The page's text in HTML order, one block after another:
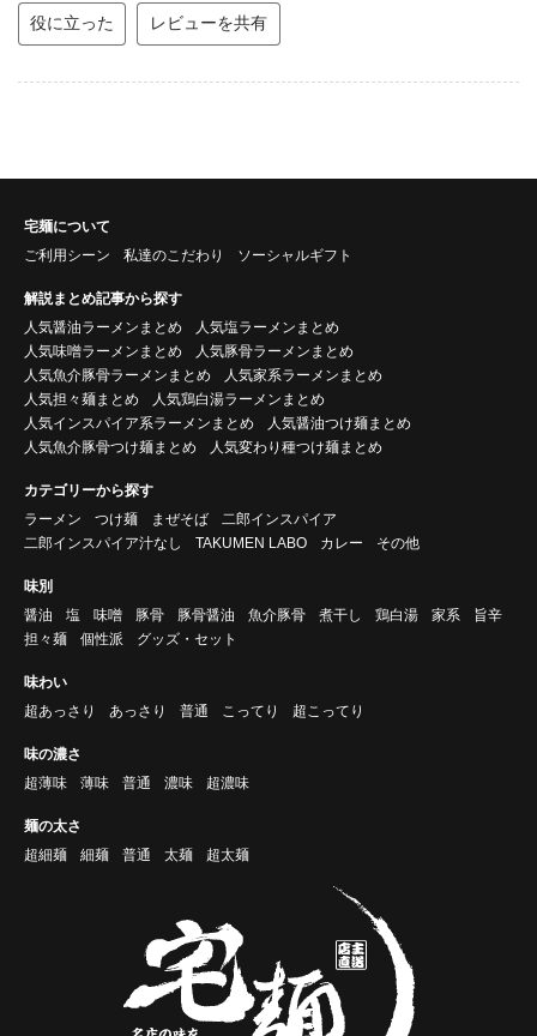
役に立った レビューを共有
宅麺について
ご利用シーン
私達のこだわり ソーシャルギフト
解説まとめ記事から探す
人気醤油ラーメンまとめ
人気塩ラーメンまとめ
人気味噌ラーメンまとめ
人気豚骨ラーメンまとめ
人気魚介豚骨ラーメンまとめ
人気家系ラーメンまとめ
人気担々麺まとめ
人気鶏白湯ラーメンまとめ
人気インスパイア系ラーメンまとめ
人気醤油つけ麺まとめ
人気魚介豚骨つけ麺まとめ
人気変わり種つけ麺まとめ
カテゴリーから探す
ラーメン
つけ麺 まぜそば
二郎インスパイア
二郎インスパイア汁なし
TAKUMEN LABO カレー その他
味別
醤油
塩 味噌 豚骨 豚骨醤油 魚介豚骨 煮干し 鶏白湯 家系
旨辛
担々麺
個性派 グッズ・セット
味わい
超あっさり
あっさり 普通 こってり 超こってり
味の濃さ
超薄味
薄味 普通 濃味 超濃味
麺の太さ
超細麺
細麺 普通 太麺 超太麺